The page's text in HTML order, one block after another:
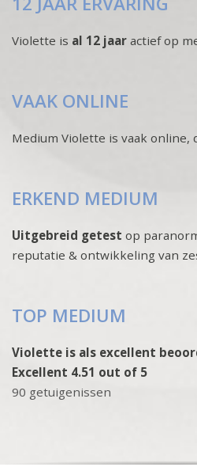
Violette is al 12 jaar actief op
VAAK ONLINE
Medium Violette is vaak online,
ERKEND MEDIUM
Uitgebreid getest op
reputatie & ontwikkeling van
TOP MEDIUM
Violette is als excellent
Excellent 4.51 out of 5
90 getuigenissen